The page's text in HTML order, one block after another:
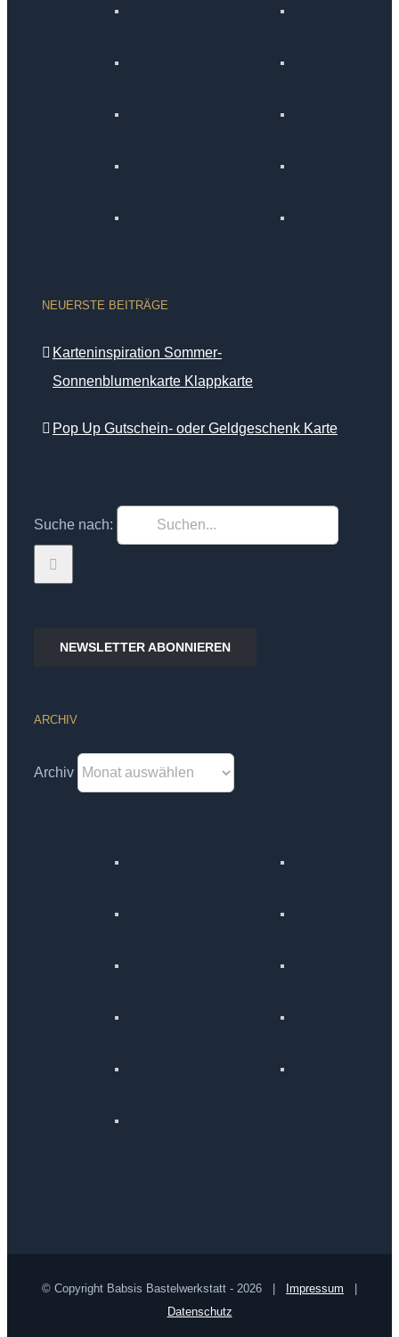
NEUERSTE BEITRÄGE
Karteninspiration Sommer-
Sonnenblumenkarte Klappkarte
Pop Up Gutschein- oder Geldgeschenk Karte
Suche nach:
NEWSLETTER ABONNIEREN
ARCHIV
Archiv
© Copyright Babsis Bastelwerkstatt - 2026 | Impressum
Datenschutz